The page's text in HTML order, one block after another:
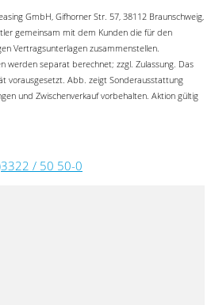
GmbH, Gifhorner Str. 57, 38112 Braunschweig,
gemeinsam mit dem Kunden die für den
Vertragsunterlagen zusammenstellen.
werden separat berechnet; zzgl. Zulassung. Das
vorausgesetzt. Abb. zeigt Sonderausstattung
und Zwischenverkauf vorbehalten. Aktion gültig
/ 50 50-0